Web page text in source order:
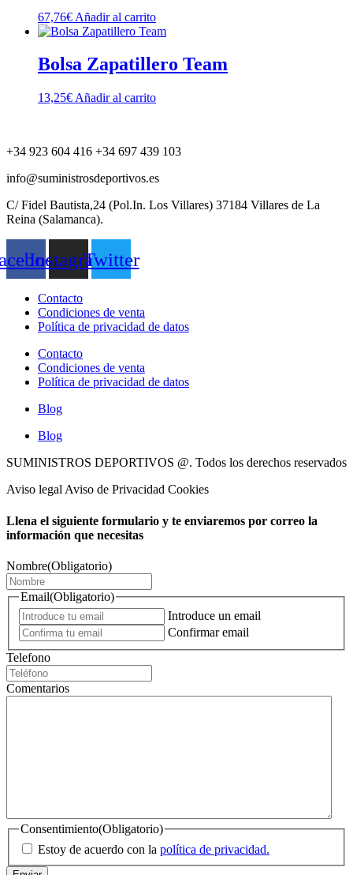
67,76€ Añadir al carrito
Bolsa Zapatillero Team
13,25€ Añadir al carrito
+34 923 604 416 +34 697 439 103
info@suministrosdeportivos.es
C/ Fidel Bautista,24 (Pol.In. Los Villares) 37184 Villares de La
Reina (Salamanca).
InstagramTwitter
Contacto
Condiciones de venta
Política de privacidad de datos
Contacto
Condiciones de venta
Política de privacidad de datos
Blog
Blog
SUMINISTROS DEPORTIVOS @. Todos los derechos reservados
Aviso legal Aviso de Privacidad Cookies
Llena el siguiente formulario y te enviaremos por correo la
información que necesitas
Nombre(Obligatorio)
Email(Obligatorio)
Introduce un email
Confirmar email
Telefono
Comentarios
Consentimiento(Obligatorio)
Estoy de acuerdo con la política de privacidad.